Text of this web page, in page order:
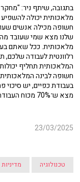
בתגובה, שיתף ניר:
מלאכותית יכולה
חשופה מכילה אנשים
שלנו מצא שמי שעובד
מלאכותית. ככל שאתם
רלוונטית לעבודה שלכם,
המלאכותית תחליף
חשופה לבינה
בעבודת כפיים, יש
מצא ש־70% מכוח העבודה בישראל יושפע מהבינה המלאכותית".
23/03/2025
טכנולוגיה מדיניות